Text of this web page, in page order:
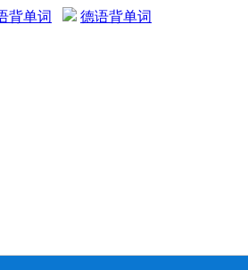
背单词 德语背单词